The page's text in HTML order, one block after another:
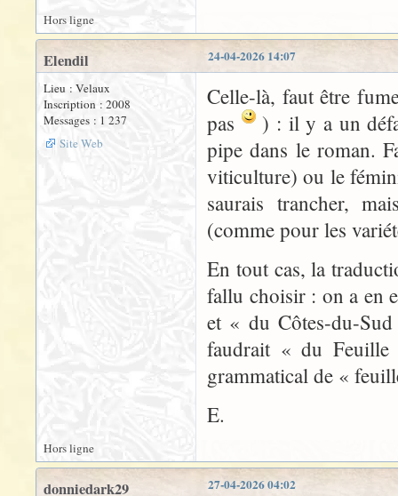
Hors ligne
24-04-2026 14:07
Elendil
Lieu : Velaux
Inscription : 2008
Messages : 1 237
Site Web
Celle-là, faut être
pas
) : il y a un
pipe dans le roman.
viticulture) ou le
saurais trancher,
(comme pour les
En tout cas, la
fallu choisir : on a en
et « du Côtes-du-
faudrait « du Feuille
grammatical de «
E.
Hors ligne
27-04-2026 04:02
donniedark29